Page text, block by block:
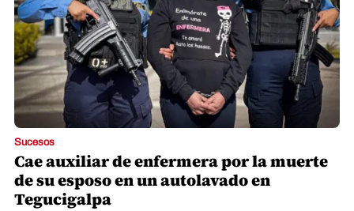
Sucesos
Cae auxiliar de enfermera por la muerte
de su esposo en un autolavado en
Tegucigalpa